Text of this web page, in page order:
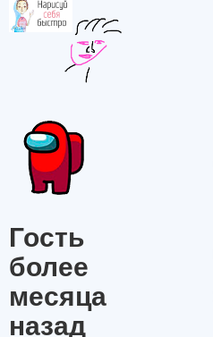
Гость
более
месяца
назад